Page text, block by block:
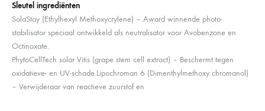
Sleutel ingrediënten
SolaStay (Ethylhexyl Methoxycrylene) – Award winnende photo-
stabilisator speciaal ontwikkeld als neutralisator voor Avobenzone en
Octinoxate.
PhytoCellTech solar Vitis (grape stem cell extract) – Beschermt tegen
oxidatieve- en UV-schade.Lipochroman 6 (Dimenthylmethoxy chromanol)
– Verwijderaar van reactieve zuurstof en